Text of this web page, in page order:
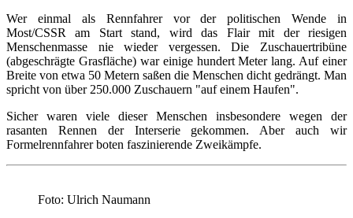
Wer einmal als Rennfahrer vor der politischen Wende in
Most/CSSR am Start stand, wird das Flair mit der riesigen
Menschenmasse nie wieder vergessen. Die Zuschauertribüne
(abgeschrägte Grasfläche) war einige hundert Meter lang. Auf einer
Breite von etwa 50 Metern saßen die Menschen dicht gedrängt. Man
spricht von über 250.000 Zuschauern "auf einem Haufen".
Sicher waren viele dieser Menschen insbesondere wegen der
rasanten Rennen der Interserie gekommen. Aber auch wir
Formelrennfahrer boten faszinierende Zweikämpfe.
Foto: Ulrich Naumann